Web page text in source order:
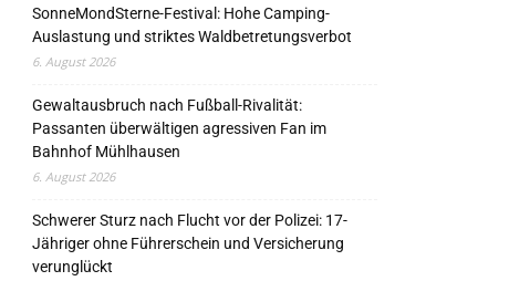
SonneMondSterne-Festival: Hohe Camping-
Auslastung und striktes Waldbetretungsverbot
6. August 2026
Gewaltausbruch nach Fußball-Rivalität:
Passanten überwältigen agressiven Fan im
Bahnhof Mühlhausen
6. August 2026
Schwerer Sturz nach Flucht vor der Polizei: 17-
Jähriger ohne Führerschein und Versicherung
verunglückt